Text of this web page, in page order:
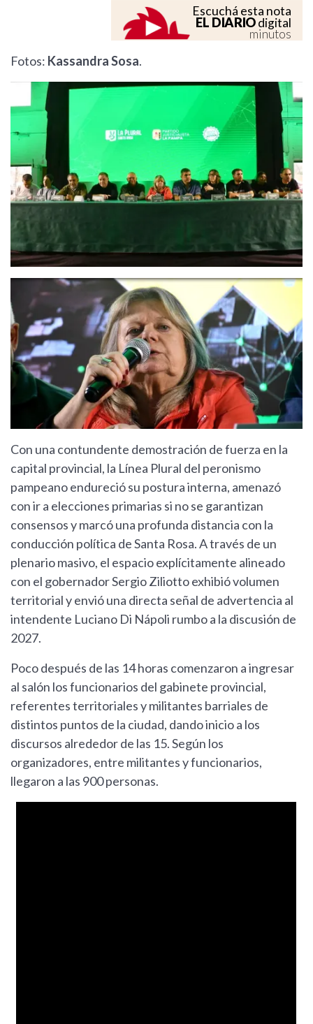
Escuchá esta nota
EL DIARIOdigital
minutos
Fotos: Kassandra Sosa.
Con una contundente demostración de fuerza en la
capital provincial, la Línea Plural del peronismo
pampeano endureció su postura interna, amenazó
con ir a elecciones primarias si no se garantizan
consensos y marcó una profunda distancia con la
conducción política de Santa Rosa. A través de un
plenario masivo, el espacio explícitamente alineado
con el gobernador Sergio Ziliotto exhibió volumen
territorial y envió una directa señal de advertencia al
intendente Luciano Di Nápoli rumbo a la discusión de
2027.
Poco después de las 14 horas comenzaron a ingresar
al salón los funcionarios del gabinete provincial,
referentes territoriales y militantes barriales de
distintos puntos de la ciudad, dando inicio a los
discursos alrededor de las 15. Según los
organizadores, entre militantes y funcionarios,
llegaron a las 900 personas.